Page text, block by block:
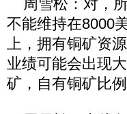
周雪松：对，
不能维持在8000
上，拥有铜矿资
业绩可能会出现
矿，自有铜矿比